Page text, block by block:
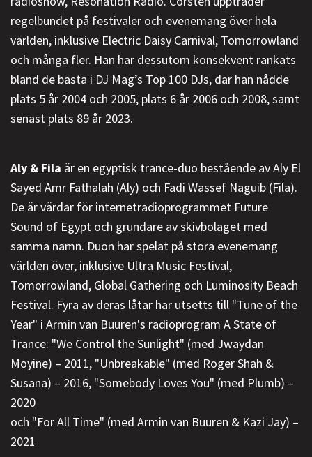
regelbundet på festivaler och evenemang över hela
världen, inklusive Electric Daisy Carnival, Tomorrowland
och många fler. Han har dessutom konsekvent rankats
bland de bästa i DJ Mag’s Top 100 DJs, där han nådde
plats 5 år 2004 och 2005, plats 6 år 2006 och 2008, samt
senast plats 89 år 2023.
Aly & Fila är en egyptisk trance-duo bestående av Aly El
Sayed Amr Fathalah (Aly) och Fadi Wassef Naguib (Fila).
De är värdar för internetradioprogrammet Future
Sound of Egypt och grundare av skivbolaget med
samma namn. Duon har spelat på stora evenemang
världen över, inklusive Ultra Music Festival,
Tomorrowland, Global Gathering och Luminosity Beach
Festival. Fyra av deras låtar har utsetts till "Tune of the
Year" i Armin van Buuren's radioprogram A State of
Trance: "We Control the Sunlight" (med Jwaydan
Moyine) – 2011, "Unbreakable" (med Roger Shah &
Susana) – 2016, "Somebody Loves You" (med Plumb) –
2020
och "For All Time" (med Armin van Buuren & Kazi Jay) –
2021